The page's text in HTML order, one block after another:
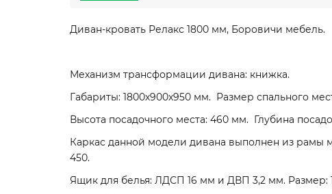
Диван-кровать Релакс 1800 мм, Боровичи мебель.
Механизм трансформации дивана: книжка.
Габариты: 1800х900х950 мм. Размер спального
Высота посадочного места: 460 мм. Глубина
Каркас данной модели дивана выполнен из рамы
450.
Ящик для белья: ЛДСП 16 мм и ДВП 3,2 мм. Размер: